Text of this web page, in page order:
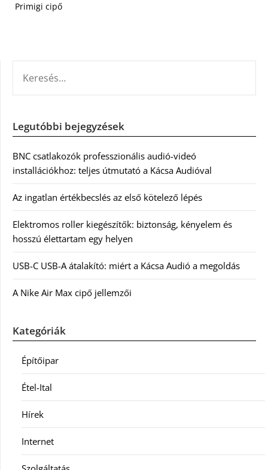
Primigi cipő
Legutóbbi bejegyzések
BNC csatlakozók professzionális audió-videó
installációkhoz: teljes útmutató a Kácsa Audióval
Az ingatlan értékbecslés az első kötelező lépés
Elektromos roller kiegészítők: biztonság, kényelem és
hosszú élettartam egy helyen
USB-C USB-A átalakító: miért a Kácsa Audió a megoldás
A Nike Air Max cipő jellemzői
Kategóriák
Építőipar
Étel-Ital
Hírek
Internet